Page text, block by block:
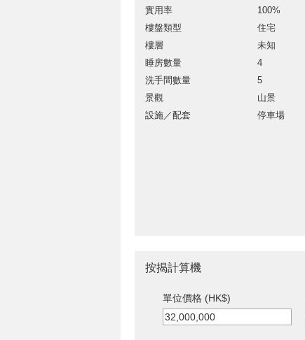
實用率
100%
樓盤類型
住宅
樓層
未知
睡房數量
4
洗手間數量
5
景觀
山景
設施／配套
停車場
按揭計算機
單位價格 (HK$)